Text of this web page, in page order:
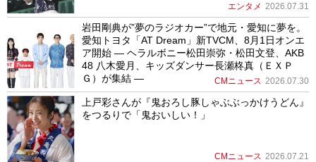
エンタメ 2026.07.31
岩田剛典が”夢のラジオカー”で地元・愛知に夢を。
愛知トヨタ「AT Dream」新TVCM、8月1日オンエ
ア開始 ― ヘラルボニー松田崇弥・松田文登、AKB
48 八木愛月、キッズダンサー長瀬柊真（ＥＸＰ
Ｇ）が集結 ―
CMニュース 2026.07.30
上戸彩さんが『鬼おろし豚しゃぶぶっかけうどん』
をつるりで「鬼おいしい！」
CMニュース 2026.07.21